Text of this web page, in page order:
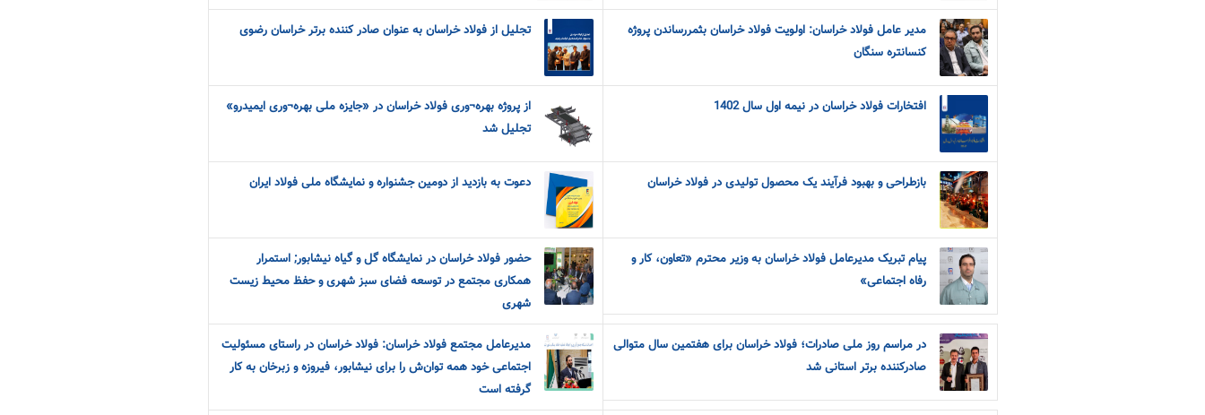
مدیر عامل فولاد خراسان: اولویت فولاد خراسان بثمررساندن پروژه
کنسانتره سنگان
تجلیل از فولاد خراسان به عنوان صادر کننده برتر خراسان رضوی
افتخارات فولاد خراسان در نیمه اول سال 1402
از پروژه بهره¬وری فولاد خراسان در «جایزه ملی بهره¬وری ایمیدرو»
تجلیل شد
بازطراحی و بهبود فرآیند یک محصول تولیدی در فولاد خراسان دعوت به بازدید از دومین جشنواره و نمایشگاه ملی فولاد ایران
پیام تبریک مدیرعامل فولاد خراسان به وزیر محترم «تعاون، کار و
رفاه اجتماعی»
حضور فولاد خراسان در نمایشگاه گل و گیاه نیشابور; استمرار
همکاری مجتمع در توسعه فضای سبز شهری و حفظ محیط زیست
شهری
در مراسم روز ملی صادرات؛ فولاد خراسان برای هفتمین سال متوالی
صادرکننده برتر استانی شد
مدیرعامل مجتمع فولاد خراسان: فولاد خراسان در راستای مسئولیت
اجتماعی خود همه توان‌ش را برای نیشابور، فیروزه و زبرخان به کار
گرفته است